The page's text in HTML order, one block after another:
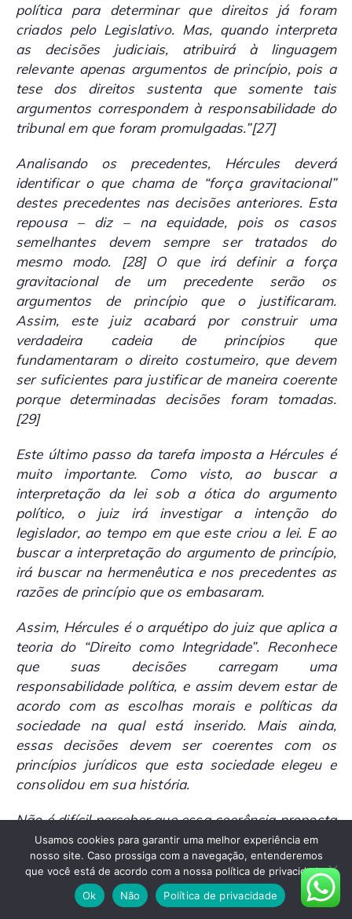
política para determinar que direitos já foram
criados pelo Legislativo. Mas, quando interpreta
as decisões judiciais, atribuirá à linguagem
relevante apenas argumentos de princípio, pois a
tese dos direitos sustenta que somente tais
argumentos correspondem à responsabilidade do
tribunal em que foram promulgadas.”[27]
Analisando os precedentes, Hércules deverá
identificar o que chama de “força gravitacional”
destes precedentes nas decisões anteriores. Esta
repousa – diz – na equidade, pois os casos
semelhantes devem sempre ser tratados do
mesmo modo.
[28]O que irá definir a força
gravitacional de um precedente serão os
argumentos de princípio que o justificaram.
Assim, este juiz acabará por construir uma
verdadeira cadeia de princípios que
fundamentaram o direito costumeiro, que devem
ser suficientes para justificar de maneira coerente
porque determinadas decisões foram tomadas.
[29]
Este último passo da tarefa imposta a Hércules é
muito importante. Como visto, ao buscar a
interpretação da lei sob a ótica do argumento
político, o juiz irá investigar a intenção do
legislador, ao tempo em que este criou a lei. E ao
buscar a interpretação do argumento de princípio,
irá buscar na hermenêutica e nos precedentes as
razões de princípio que os embasaram.
Assim, Hércules é o arquétipo do juiz que aplica a
teoria do “Direito como Integridade”. Reconhece
que suas decisões carregam uma
responsabilidade política, e assim devem estar de
acordo com as escolhas morais e políticas da
sociedade na qual está inserido. Mais ainda,
essas decisões devem ser coerentes com os
princípios jurídicos que esta sociedade elegeu e
consolidou em sua história.
Não é difícil perceber que essa coerência proposta
na aplicação do “Direito como Integridade” só é
possível dentro de um sistema de respeito aos
precedentes, onde a sequência de decisões
jurídica do corpo de magistrados – a
Usamos cookies para garantir uma melhor experiência em
nosso site. Caso prossiga com a navegação, entenderemos
que você está de acordo com a nossa política de privacidade.
Ok
Não Política de privacidade